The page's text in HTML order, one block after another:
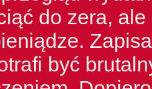
do zera,
być